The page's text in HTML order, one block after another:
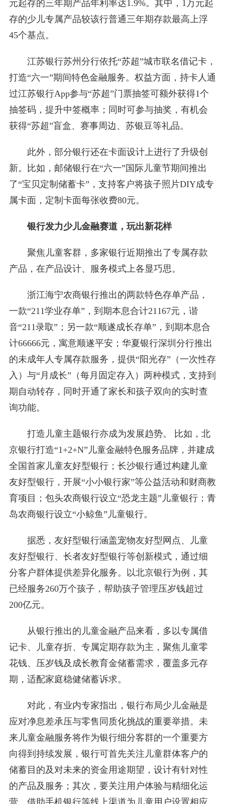
元起存的三年期产品年利率达1.9%。其中，1万元起
存的少儿专属产品较该行普通三年期存款最高上浮
45个基点。
江苏银行苏州分行依托“苏超”城市联名借记卡，
打造“六一”期间特色金融服务。权益方面，持卡人通
过江苏银行App参与“苏超”门票抽签可额外获得1个
抽签码，提升中签概率；同时可参与抽奖，有机会
获得“苏超”盲盒、赛事周边、苏银豆等礼品。
此外，部分银行还在卡面设计上进行了升级创
新。比如，邮储银行在“六一”国际儿童节期间推出
了“宝贝定制储蓄卡”，支持客户将孩子照片DIY成专
属卡面，定制卡面每张收费80元。
银行发力少儿金融赛道，玩出新花样
聚焦儿童客群，多家银行近期推出了专属存款
产品，在产品设计、服务模式上各显巧思。
浙江海宁农商银行推出的两款特色存单产品，
一款“211学业存单”，到期本息合计21167元，谐
音“211录取”；另一款“顺遂成长存单”，到期本息合
计66666元，寓意顺遂平安；华夏银行深圳分行推出
的未成年人专属存款服务，提供“阳光存”（一次性存
入）与“月成长”（每月固定存入）两种模式，支持到
期自动转存，同时开通了家长和孩子双向的实时查
询功能。
打造儿童主题银行亦成为发展趋势。 比如，北
京银行打造“1+2+N”儿童金融特色服务品牌，并建成
全国首家儿童友好型银行；长沙银行通过构建儿童
友好型银行，开展“小小银行家”等公益活动和财商教
育项目；包头农商银行设立“恐龙主题”儿童银行；青
岛农商银行设立“小鲸鱼”儿童银行。
据悉，友好型银行涵盖宠物友好型网点、儿童
友好型银行、长者友好型银行等创新模式，通过细
分客户群体提供差异化服务。以北京银行为例，其
已经服务260万个孩子，帮助孩子管理压岁钱超过
200亿元。
从银行推出的儿童金融产品来看，多以专属借
记卡、儿童存折、专属定期存款为主，聚焦儿童零
花钱、压岁钱及成长教育金储蓄需求，覆盖多元存
期，适配家庭稳健储蓄诉求。
对此，有业内专家指出，银行布局少儿金融是
应对净息差承压与零售同质化挑战的重要举措。未
来儿童金融服务将作为银行细分客群的一个重要方
向得到持续发展，银行可首先关注儿童群体客户的
储蓄目的及对未来的资金用途期望，设计有针对性
的产品及服务；其次，要关注用户体验与精细化运
营，借助手机银行等线上渠道为儿童用户设置相应